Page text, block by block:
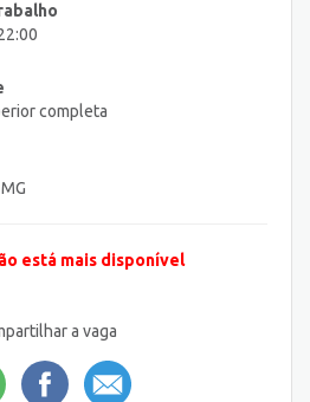
completa
está mais disponível
a vaga